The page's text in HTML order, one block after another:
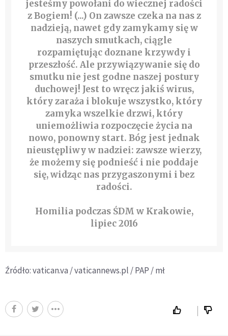
jesteśmy powołani do wiecznej radości
z Bogiem! (...) On zawsze czeka na nas z
nadzieją, nawet gdy zamykamy się w
naszych smutkach, ciągle
rozpamiętując doznane krzywdy i
przeszłość. Ale przywiązywanie się do
smutku nie jest godne naszej postury
duchowej! Jest to wręcz jakiś wirus,
który zaraża i blokuje wszystko, który
zamyka wszelkie drzwi, który
uniemożliwia rozpoczęcie życia na
nowo, ponowny start. Bóg jest jednak
nieustępliwy w nadziei: zawsze wierzy,
że możemy się podnieść i nie poddaje
się, widząc nas przygaszonymi i bez
radości.
Homilia podczas ŚDM w Krakowie,
lipiec 2016
Źródło: vatican.va / vaticannews.pl / PAP / mł